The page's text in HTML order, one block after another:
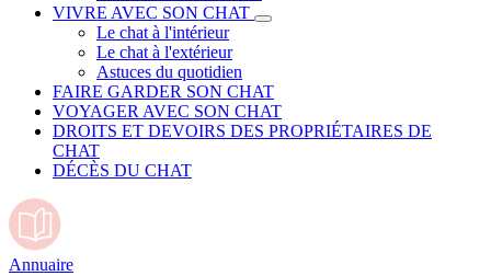
VIVRE AVEC SON CHAT
Le chat à l'intérieur
Le chat à l'extérieur
Astuces du quotidien
FAIRE GARDER SON CHAT
VOYAGER AVEC SON CHAT
DROITS ET DEVOIRS DES PROPRIÉTAIRES DE
CHAT
DÉCÈS DU CHAT
Annuaire